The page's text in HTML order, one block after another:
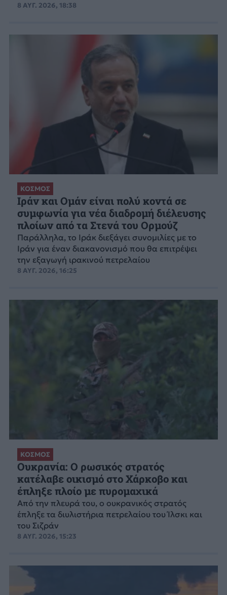
8 ΑΥΓ. 2026, 18:38
ΚΟΣΜΟΣ
Ιράν και Ομάν είναι πολύ κοντά σε
συμφωνία για νέα διαδρομή διέλευσης
πλοίων από τα Στενά του Ορμούζ
Παράλληλα, το Ιράκ διεξάγει συνομιλίες με το
Ιράν για έναν διακανονισμό που θα επιτρέψει
την εξαγωγή ιρακινού πετρελαίου
8 ΑΥΓ. 2026, 16:25
ΚΟΣΜΟΣ
Ουκρανία: Ο ρωσικός στρατός
κατέλαβε οικισμό στο Χάρκοβο και
έπληξε πλοίο με πυρομαχικά
Από την πλευρά του, ο ουκρανικός στρατός
έπληξε τα διυλιστήρια πετρελαίου του Ίλσκι και
του Σιζράν
8 ΑΥΓ. 2026, 15:23